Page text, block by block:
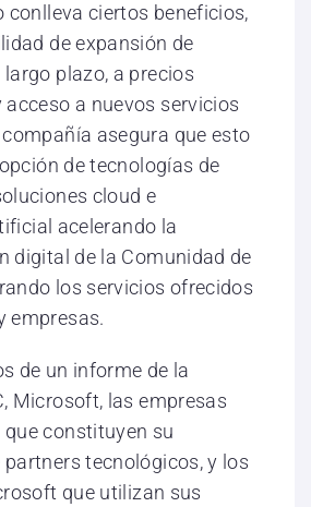
conlleva ciertos beneficios,
de expansión de
plazo, a precios
a nuevos servicios
asegura que esto
de tecnologías de
cloud e
acelerando la
digital de la Comunidad de
los servicios ofrecidos
empresas.
de un informe de la
Microsoft, las empresas
constituyen su
tecnológicos, y los
que utilizan sus